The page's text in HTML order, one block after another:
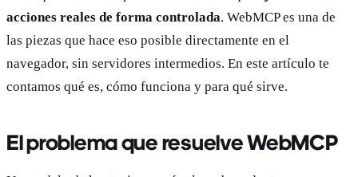
acciones reales de forma controlada. WebMCP es una de
las piezas que hace eso posible directamente en el
navegador, sin servidores intermedios. En este artículo te
contamos qué es, cómo funciona y para qué sirve.
El problema que resuelve WebMCP